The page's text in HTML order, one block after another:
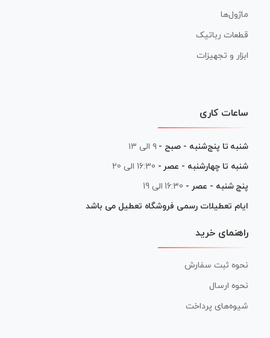
ماژول‌ها
قطعات رباتیک
ابزار و تجهیزات
ساعات کاری
شنبه تا پنج‌شنبه - صبح - ۹ الی ۱۳
شنبه تا چهارشنبه - عصر - 16:30 الی 20
پنج شنبه - عصر - 16:30 الی 19
ایام تعطیلات رسمی فروشگاه تعطیل می باشد
راهنمای خرید
نحوه ثبت سفارش
نحوه ارسال
شیوه‌های پرداخت